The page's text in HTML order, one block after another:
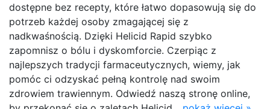
dostępne bez recepty, które łatwo dopasowują się do
potrzeb każdej osoby zmagającej się z
nadkwaśnością. Dzięki Helicid Rapid szybko
zapomnisz o bólu i dyskomforcie. Czerpiąc z
najlepszych tradycji farmaceutycznych, wiemy, jak
pomóc ci odzyskać pełną kontrolę nad swoim
zdrowiem trawiennym. Odwiedź naszą stronę online,